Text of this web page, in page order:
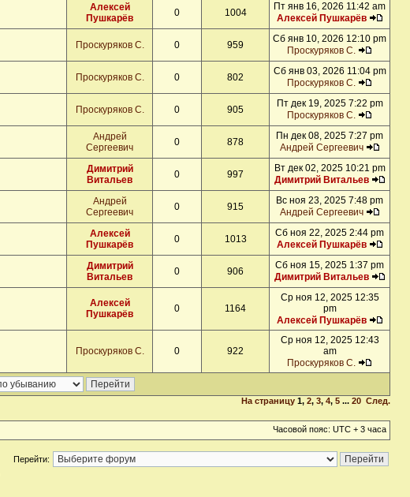
Алексей
Пушкарёв
0 1004
Пт янв 16, 2026 11:42 am
Алексей Пушкарёв
Проскуряков С. 0 959
Сб янв 10, 2026 12:10 pm
Проскуряков С.
Проскуряков С. 0 802
Сб янв 03, 2026 11:04 pm
Проскуряков С.
Проскуряков С. 0 905
Пт дек 19, 2025 7:22 pm
Проскуряков С.
Андрей
Сергеевич
0 878
Пн дек 08, 2025 7:27 pm
Андрей Сергеевич
Димитрий
Витальев
0 997
Вт дек 02, 2025 10:21 pm
Димитрий Витальев
Андрей
Сергеевич
0 915
Вс ноя 23, 2025 7:48 pm
Андрей Сергеевич
Алексей
Пушкарёв
0 1013
Сб ноя 22, 2025 2:44 pm
Алексей Пушкарёв
Димитрий
Витальев
0 906
Сб ноя 15, 2025 1:37 pm
Димитрий Витальев
Алексей
Пушкарёв
0 1164
Ср ноя 12, 2025 12:35
pm
Алексей Пушкарёв
Проскуряков С. 0 922
Ср ноя 12, 2025 12:43
am
Проскуряков С.
На страницу 1, 2, 3, 4, 5 ... 20 След.
Часовой пояс: UTC + 3 часа
Перейти: